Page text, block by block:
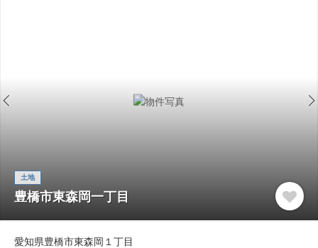
土地
豊橋市東森岡一丁目
愛知県豊橋市東森岡１丁目